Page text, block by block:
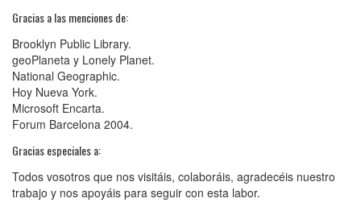
Gracias a las menciones de:
Brooklyn Public Library.
geoPlaneta y Lonely Planet.
National Geographic.
Hoy Nueva York.
Microsoft Encarta.
Forum Barcelona 2004.
Gracias especiales a:
Todos vosotros que nos visitáis, colaboráis, agradecéis nuestro
trabajo y nos apoyáis para seguir con esta labor.